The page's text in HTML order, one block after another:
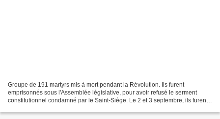
Groupe de 191 martyrs mis à mort pendant la Révolution. Ils furent
emprisonnés sous l'Assemblée législative, pour avoir refusé le serment
constitutionnel condamné par le Saint-Siège. Le 2 et 3 septembre, ils furent